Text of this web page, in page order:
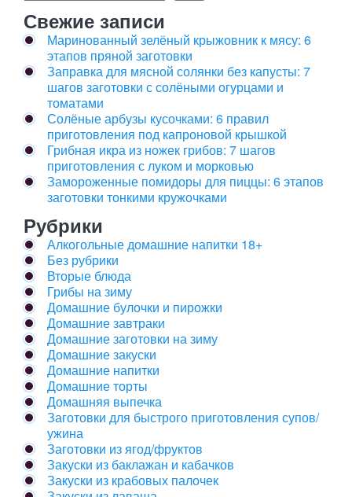
Свежие записи
Маринованный зелёный крыжовник к мясу: 6
этапов пряной заготовки
Заправка для мясной солянки без капусты: 7
шагов заготовки с солёными огурцами и
томатами
Солёные арбузы кусочками: 6 правил
приготовления под капроновой крышкой
Грибная икра из ножек грибов: 7 шагов
приготовления с луком и морковью
Замороженные помидоры для пиццы: 6 этапов
заготовки тонкими кружочками
Рубрики
Алкогольные домашние напитки 18+
Без рубрики
Вторые блюда
Грибы на зиму
Домашние булочки и пирожки
Домашние завтраки
Домашние заготовки на зиму
Домашние закуски
Домашние напитки
Домашние торты
Домашняя выпечка
Заготовки для быстрого приготовления супов/
ужина
Заготовки из ягод/фруктов
Закуски из баклажан и кабачков
Закуски из крабовых палочек